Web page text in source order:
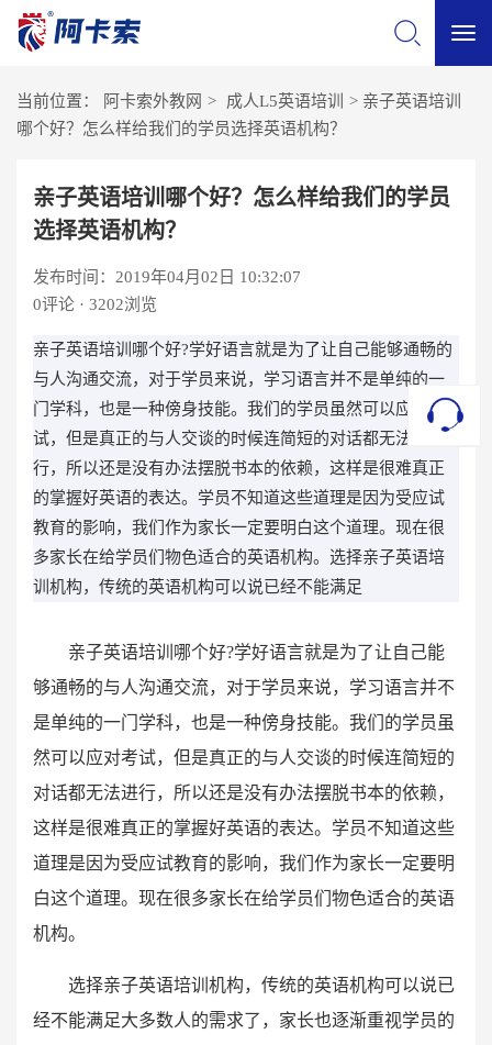
当前位置： 阿卡索外教网 > 成人L5英语培训 > 亲子英语培训
哪个好？怎么样给我们的学员选择英语机构？
亲子英语培训哪个好？怎么样给我们的学员
选择英语机构？
发布时间：2019年04月02日 10:32:07
0评论 · 3202浏览
亲子英语培训哪个好?学好语言就是为了让自己能够通畅的
与人沟通交流，对于学员来说，学习语言并不是单纯的一
门学科，也是一种傍身技能。我们的学员虽然可以应对考
试，但是真正的与人交谈的时候连简短的对话都无法进
行，所以还是没有办法摆脱书本的依赖，这样是很难真正
的掌握好英语的表达。学员不知道这些道理是因为受应试
教育的影响，我们作为家长一定要明白这个道理。现在很
多家长在给学员们物色适合的英语机构。选择亲子英语培
训机构，传统的英语机构可以说已经不能满足
亲子英语培训哪个好?学好语言就是为了让自己能
够通畅的与人沟通交流，对于学员来说，学习语言并不
是单纯的一门学科，也是一种傍身技能。我们的学员虽
然可以应对考试，但是真正的与人交谈的时候连简短的
对话都无法进行，所以还是没有办法摆脱书本的依赖，
这样是很难真正的掌握好英语的表达。学员不知道这些
道理是因为受应试教育的影响，我们作为家长一定要明
白这个道理。现在很多家长在给学员们物色适合的英语
机构。
选择亲子英语培训机构，传统的英语机构可以说已
经不能满足大多数人的需求了，家长也逐渐重视学员的